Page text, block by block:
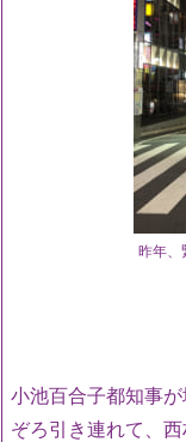
昨年、
小池百合子都知事
ぞろ引き連れて、